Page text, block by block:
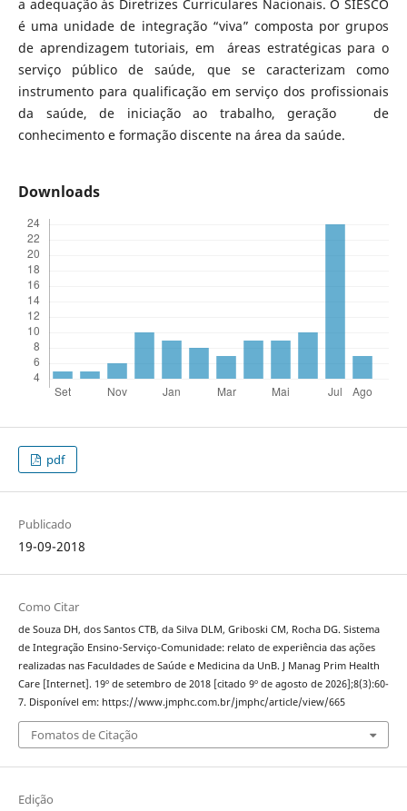
a adequação às Diretrizes Curriculares Nacionais. O SIESCO
é uma unidade de integração “viva” composta por grupos
de aprendizagem tutoriais, em áreas estratégicas para o
serviço público de saúde, que se caracterizam como
instrumento para qualificação em serviço dos profissionais
da saúde, de iniciação ao trabalho, geração de
conhecimento e formação discente na área da saúde.
Downloads
pdf
Publicado
19-09-2018
Como Citar
de Souza DH, dos Santos CTB, da Silva DLM, Griboski CM, Rocha DG. Sistema
de Integração Ensino-Serviço-Comunidade: relato de experiência das ações
realizadas nas Faculdades de Saúde e Medicina da UnB. J Manag Prim Health
Care [Internet]. 19º de setembro de 2018 [citado 9º de agosto de 2026];8(3):60-
7. Disponível em: https://www.jmphc.com.br/jmphc/article/view/665
Fomatos de Citação
Edição